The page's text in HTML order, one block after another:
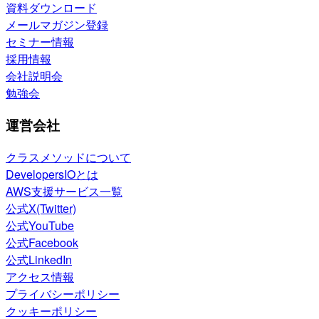
資料ダウンロード
メールマガジン登録
セミナー情報
採用情報
会社説明会
勉強会
運営会社
クラスメソッドについて
DevelopersIOとは
AWS支援サービス一覧
公式X(Twitter)
公式YouTube
公式Facebook
公式LinkedIn
アクセス情報
プライバシーポリシー
クッキーポリシー